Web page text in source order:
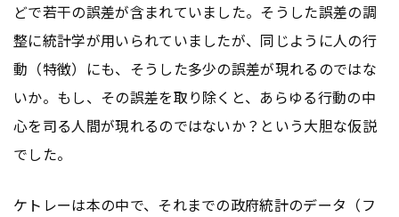
どで若干の誤差が含まれていました。そうした誤差の調
整に統計学が用いられていましたが、同じように人の行
動（特徴）にも、そうした多少の誤差が現れるのではな
いか。もし、その誤差を取り除くと、あらゆる行動の中
心を司る人間が現れるのではないか？という大胆な仮説
でした。
ケトレーは本の中で、それまでの政府統計のデータ（フ